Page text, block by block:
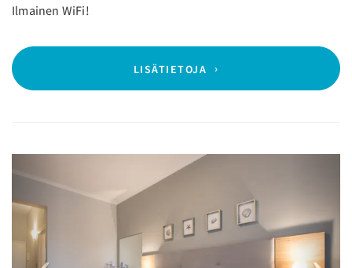
Ilmainen WiFi!
LISÄTIETOJA